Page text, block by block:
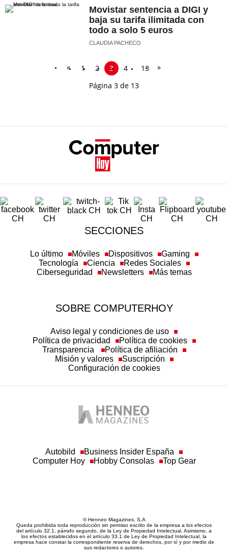
Movistar sentencia a DIGI y
baja su tarifa ilimitada con
todo a solo 5 euros
CLAUDIA PACHECO
« 1 2 3 4 13
»
Página 3 de 13
SECCIONES
Lo último Móviles Dispositivos
Gaming
Tecnología
Ciencia
Redes Sociales
Ciberseguridad
Newsletters Más temas
SOBRE COMPUTERHOY
Aviso legal y condiciones de uso
Política de privacidad
Política de cookies
Transparencia
Política de afiliación
Misión y valores
Suscripción
Configuración de cookies
Autobild
Business Insider España
Computer Hoy
Hobby Consolas Top Gear
© Henneo Magazines, S.A
Queda prohibida toda reproducción sin permiso escrito de la empresa a los efectos
del artículo 32.1, párrafo segundo, de la Ley de Propiedad Intelectual. Asimismo, a
los efectos establecidos en el artículo 33.1 de Ley de Propiedad Intelectual, la
empresa hace constar la correspondiente reserva de derechos, por sí y por medio de
sus redactores o autores.